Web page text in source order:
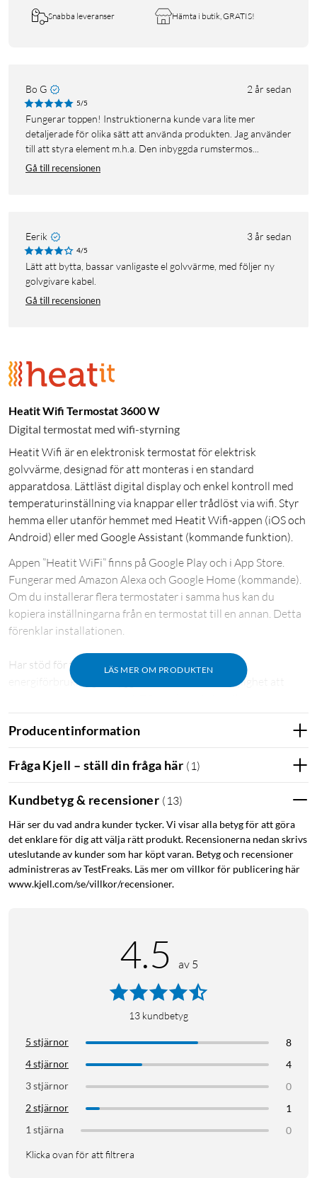
Snabba leveranser Hämta i butik, GRATIS!
Bo G 2 år sedan
5/5
Fungerar toppen! Instruktionerna kunde vara lite mer
detaljerade för olika sätt att använda produkten. Jag använder
till att styra element m.h.a. Den inbyggda rumstermos...
Gå till recensionen
Eerik 3 år sedan
4/5
Lätt att bytta, bassar vanligaste el golvvärme, med följer ny
golvgivare kabel.
Gå till recensionen
Heatit Wifi Termostat 3600 W
Digital termostat med wifi-styrning
Heatit Wifi är en elektronisk termostat för elektrisk
golvvärme, designad för att monteras i en standard
apparatdosa. Lättläst digital display och enkel kontroll med
temperaturinställning via knappar eller trådlöst via wifi. Styr
hemma eller utanför hemmet med Heatit Wifi-appen (iOS och
Android) eller med Google Assistant (kommande funktion).
LÄS MER OM PRODUKTEN
Appen ”Heatit WiFi” finns på Google Play och i App Store.
Fungerar med Amazon Alexa och Google Home (kommande).
Om du installerar flera termostater i samma hus kan du
kopiera inställningarna från en termostat till en annan. Detta
förenklar installationen.
Har stöd för temperaturbegränsning och mäter
energiförbrukning. Inbyggd rumssensor och möjlighet att
Heatit WiFi Termostat är utrustad med en enpolig
strömbrytare och passar in i System 55 ramar. Termostaten tål
en belastning på max 16 A/3600W vid 230VAC. Termostaten
kan anslutas till en trådbunden extern givare.
Larm/aviseringar i app
Intern rumsgivare
Firmware-uppdatering (OTA)
Effektregulator
Energikalkylator
Hemma/Borta/Anti-frost
Språk: norska/svenska/engelska/finska/
Producentinformation
Fråga Kjell – ställ din fråga här ( 1 )
Kundbetyg & recensioner ( 13)
Här ser du vad andra kunder tycker. Vi visar alla betyg för att göra
det enklare för dig att välja rätt produkt. Recensionerna nedan skrivs
uteslutande av kunder som har köpt varan. Betyg och recensioner
administreras av TestFreaks. Läs mer om villkor för publicering här
www.kjell.com/se/villkor/recensioner.
4.5 av 5
13 kundbetyg
5 stjärnor
8
4 stjärnor
4
3 stjärnor
0
2 stjärnor
1
1 stjärna
0
Klicka ovan för att filtrera